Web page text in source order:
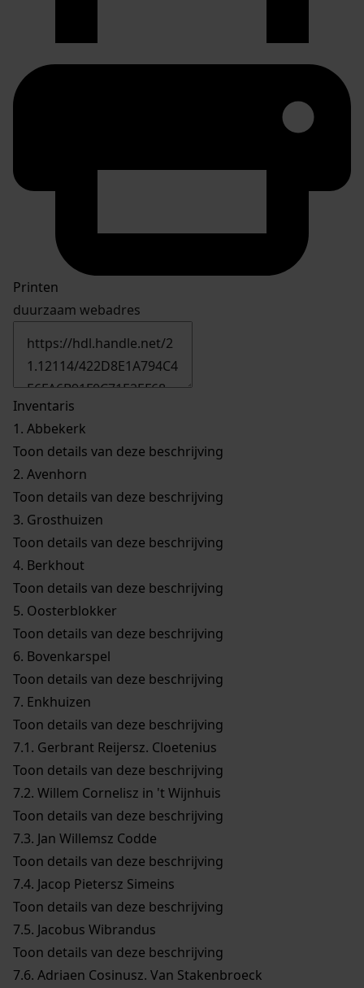
Printen
duurzaam webadres
Inventaris
1. Abbekerk
Toon details van deze beschrijving
2. Avenhorn
Toon details van deze beschrijving
3. Grosthuizen
Toon details van deze beschrijving
4. Berkhout
Toon details van deze beschrijving
5. Oosterblokker
Toon details van deze beschrijving
6. Bovenkarspel
Toon details van deze beschrijving
7. Enkhuizen
Toon details van deze beschrijving
7.1. Gerbrant Reijersz. Cloetenius
Toon details van deze beschrijving
7.2. Willem Cornelisz in 't Wijnhuis
Toon details van deze beschrijving
7.3. Jan Willemsz Codde
Toon details van deze beschrijving
7.4. Jacop Pietersz Simeins
Toon details van deze beschrijving
7.5. Jacobus Wibrandus
Toon details van deze beschrijving
7.6. Adriaen Cosinusz. Van Stakenbroeck